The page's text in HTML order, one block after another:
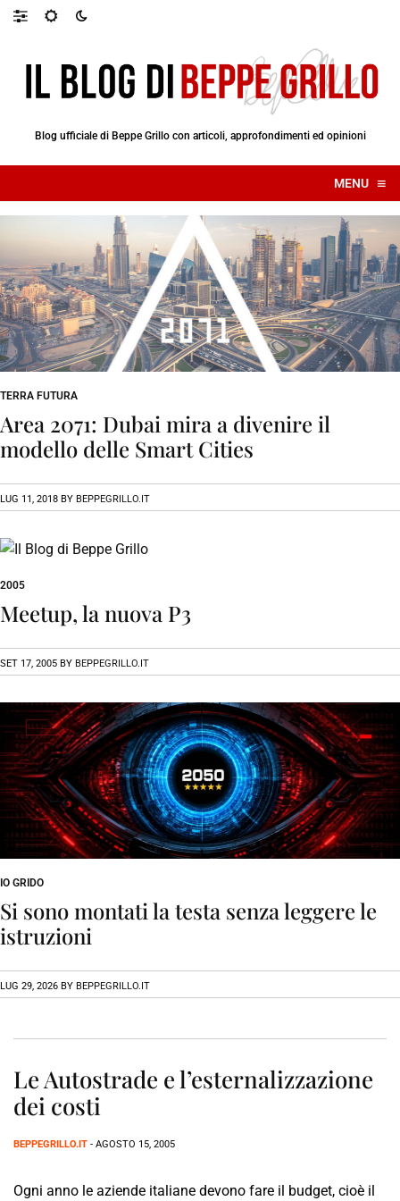
Blog ufficiale di Beppe Grillo con articoli, approfondimenti ed opinioni
MENU ≡
☰
TERRA FUTURA
Area 2071: Dubai mira a divenire il
modello delle Smart Cities
LUG 11, 2018 BY BEPPEGRILLO.IT
2005
Meetup, la nuova P3
SET 17, 2005 BY BEPPEGRILLO.IT
IO GRIDO
Si sono montati la testa senza leggere le
istruzioni
LUG 29, 2026 BY BEPPEGRILLO.IT
Le Autostrade e l’esternalizzazione
dei costi
BEPPEGRILLO.IT - AGOSTO 15, 2005
Ogni anno le aziende italiane devono fare il budget, cioè il